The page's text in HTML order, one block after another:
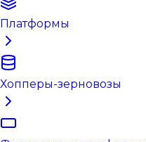
Платформы
Хопперы-зерновозы